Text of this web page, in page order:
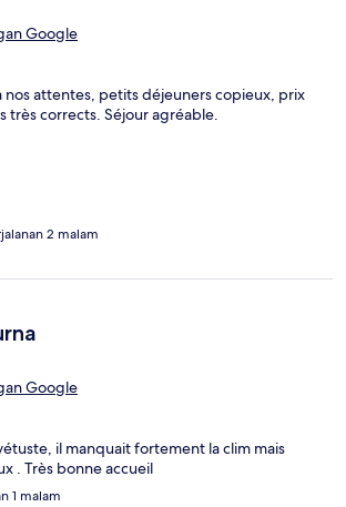
Google
nos attentes, petits déjeuners copieux, prix
très corrects. Séjour agréable.
2 malam
Google
il manquait fortement la clim mais
. Très bonne accueil
1 malam